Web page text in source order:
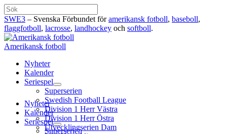
Hoppa
till
innehåll
Sök
SWE3 – Svenska Förbundet föramerikansk fotboll, baseboll,
flaggfotboll, lacrosse, landhockey och softboll.
Amerikansk fotboll
Nyheter
Kalender
Seriespel
Superserien
Swedish Football League
Division 1 Herr Västra
Division 1 Herr Östra
Utvecklingserien Dam
Nyheter
Kalender
Seriespel
Superserien